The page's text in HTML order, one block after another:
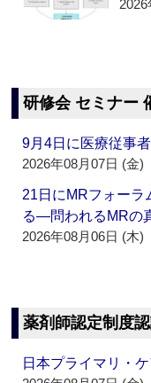
研修会 セミナー
9月4日に医療従事
2026年08月07日 (金)
21日にMRフォーラ
る―問われるMRの
2026年08月06日 (木)
薬剤師認定制度
日本プライマリ・